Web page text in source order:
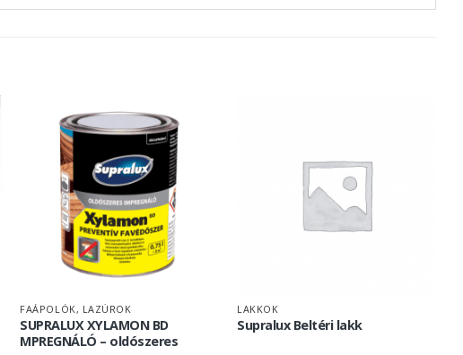
FAÁPOLÓK, LAZÚROK
SUPRALUX XYLAMON BD
MPREGNÁLÓ – oldószeres
LAKKOK
Supralux Beltéri lakk